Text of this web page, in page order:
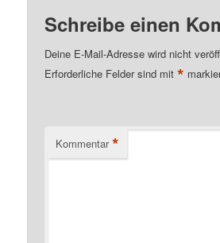
Schreibe einen
Deine E-Mail-Adresse wird nicht
Erforderliche Felder sind mit*
Kommentar *